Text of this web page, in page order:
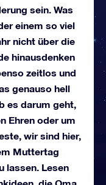
sein. Was
einem so viel
nicht über die
hinausdenken
zeitlos und
genauso hell
es darum geht,
Ehren oder um
wir sind hier,
Muttertag
lassen. Lesen